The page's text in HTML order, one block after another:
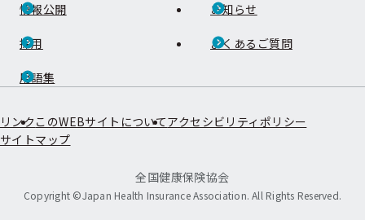
情報公開 お知らせ
採用 よくあるご質問
用語集
リンク このWEBサイトについてアクセシビリティポリシー
サイトマップ
全国健康保険協会
Copyright ©Japan Health Insurance Association. All Rights Reserved.